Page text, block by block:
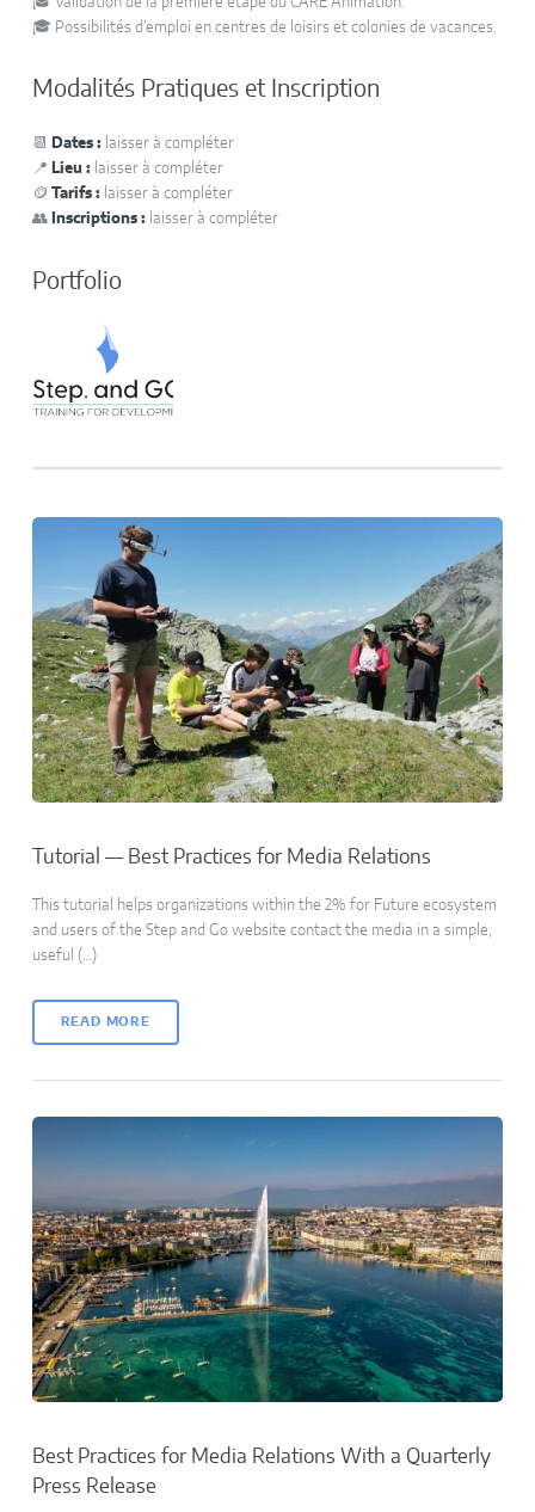
🎓 Possibilités d’emploi en centres de loisirs et colonies de vacances.
Modalités Pratiques et Inscription
📆 Dates : laisser à compléter
📍 Lieu : laisser à compléter
🪙 Tarifs : laisser à compléter
👥 Inscriptions : laisser à compléter
Portfolio
Tutorial — Best Practices for Media Relations
This tutorial helps organizations within the 2% for Future ecosystem
and users of the Step and Go website contact the media in a simple,
useful (…)
READ MORE
Best Practices for Media Relations With a Quarterly
Press Release